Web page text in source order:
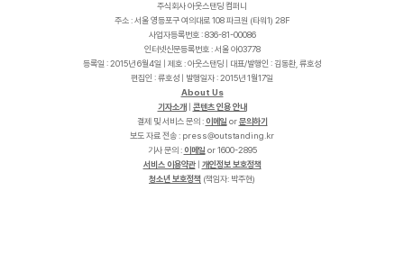
주식회사 아웃스탠딩 컴퍼니
주소 : 서울 영등포구 여의대로 108 파크원 (타워1) 28F
사업자등록번호 : 836-81-00086
인터넷신문등록번호 : 서울 아03778
등록일 : 2015년 6월4일 | 제호 : 아웃스탠딩 | 대표/발행인 : 김동환, 류호성
편집인 : 류호성 | 발행일자 : 2015년 1월17일
About Us
기자소개
콘텐츠 인용 안내
결제 및 서비스 문의 : 이메일 or문의하기
보도 자료 전송 :
r
k
.
g
n
i
d
n
a
t
s
t
u
o
@
s
s
e
r
p
기사 문의 : 이메일 or 1600-2895
서비스 이용약관| 개인정보 보호정책
청소년 보호정책 (책임자: 박주현)